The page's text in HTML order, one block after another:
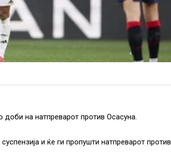
доби на натпреварот против Осасуна.
и ќе ги пропушти натпреварот против